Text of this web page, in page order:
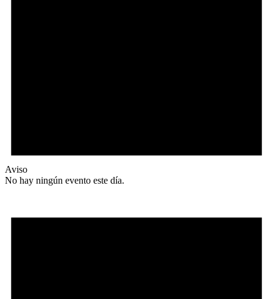
Aviso
No hay ningún evento este día.